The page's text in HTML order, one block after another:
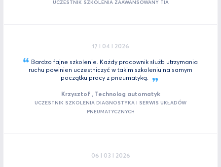
UCZESTNIK SZKOLENIA ZAAWANSOWANY TIA
17 I 04 I 2026
Bardzo fajne szkolenie. Każdy pracownik służb utrzymania
ruchu powinien uczestniczyć w takim szkoleniu na samym
początku pracy z pneumatyką.
Krzysztof , Technolog automatyk
UCZESTNIK SZKOLENIA DIAGNOSTYKA I SERWIS UKŁADÓW
PNEUMATYCZNYCH
06 I 03 I 2026